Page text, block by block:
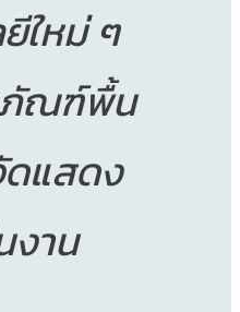
ใหม่ ๆ
ณฑ์พื้น
ดแสดง
งาน